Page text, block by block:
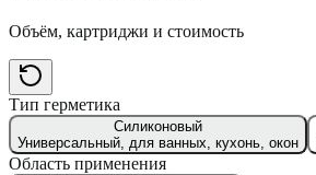
Объём, картриджи и стоимость
Тип герметика
Силиконовый
Универсальный, для ванных, кухонь, окон
Область применения